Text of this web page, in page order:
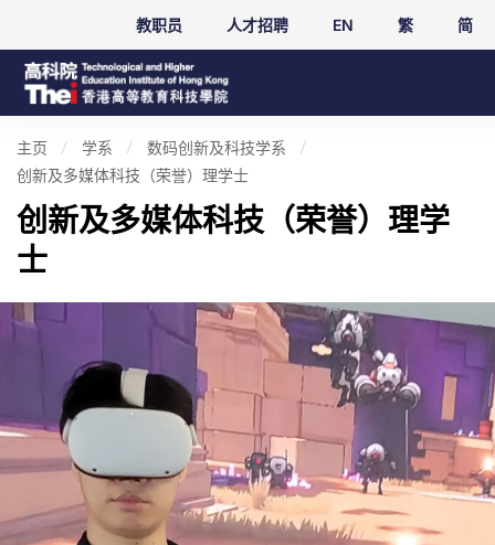
教职员 人才招聘 EN 繁 简
主页 学系
数码创新及科技学系
创新及多媒体科技（荣誉）理学士
创新及多媒体科技（荣誉）理学
士